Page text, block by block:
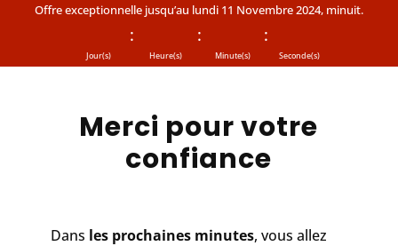
Offre exceptionnelle jusqu’au lundi 11 Novembre 2024, minuit.
Jour(s)
:
Heure(s)
:
Minute(s)
:
Seconde(s)
Merci pour votre
confiance
Dans les prochaines minutes, vous allez